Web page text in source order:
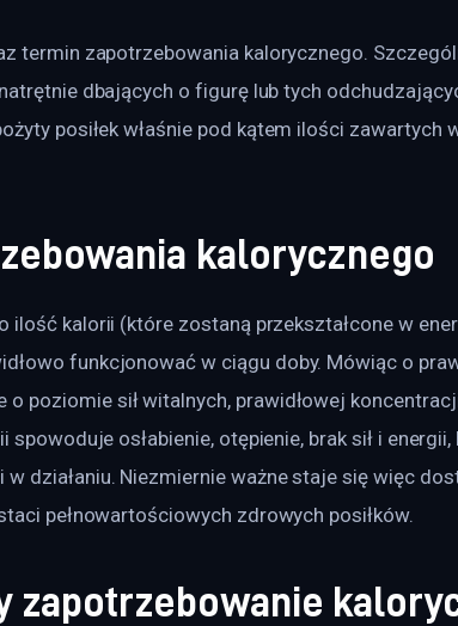
termin zapotrzebowania kalorycznego.
dbających o figurę lub tych
posiłek właśnie pod kątem ilości zawartych
kalorycznego
ilość kalorii (które zostaną przekształcone w
funkcjonować w ciągu doby. Mówiąc o
poziomie sił witalnych, prawidłowej
spowoduje osłabienie, otępienie, brak sił i energii,
działaniu. Niezmiernie ważne staje się więc
pełnowartościowych zdrowych posiłków.
zapotrzebowanie